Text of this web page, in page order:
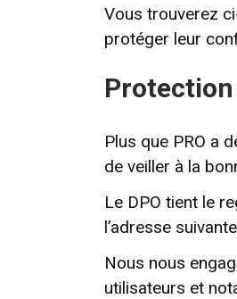
Vous trouverez
protéger leur
Plus que PRO a
de veiller à la
Le DPO tient le
l’adresse
Nous nous
utilisateurs et